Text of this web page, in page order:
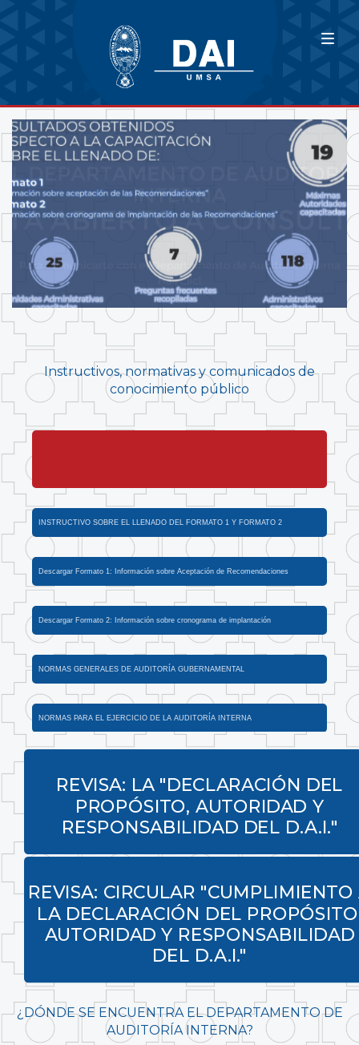
Instructivos, normativas y comunicados de
conocimiento público
INSTRUCTIVO SOBRE EL LLENADO DEL FORMATO 1 Y FORMATO 2
Descargar Formato 1: Información sobre Aceptación de Recomendaciones
Descargar Formato 2: Información sobre cronograma de implantación
NORMAS GENERALES DE AUDITORÍA GUBERNAMENTAL
NORMAS PARA EL EJERCICIO DE LA AUDITORÍA INTERNA
REGLAMENTO PARA LA ELABORACIÓN DE INFORMES DE AUDITORÍA CON
INDICIOS DE RESPONSABILIDAD
REVISA: LA "DECLARACIÓN DEL
PROPÓSITO, AUTORIDAD Y
RESPONSABILIDAD DEL D.A.I."
REVISA: CIRCULAR "CUMPLIMIENTO
LA DECLARACIÓN DEL
AUTORIDAD Y RESPONSABILIDAD
DEL D.A.I."
¿DÓNDE SE ENCUENTRA EL DEPARTAMENTO DE
AUDITORÍA INTERNA?